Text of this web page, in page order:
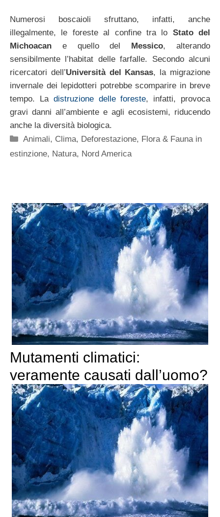
Numerosi boscaioli sfruttano, infatti, anche
illegalmente, le foreste al confine tra lo Stato del
Michoacan e quello del Messico, alterando
sensibilmente l’habitat delle farfalle. Secondo alcuni
ricercatori dell’Università del Kansas, la migrazione
invernale dei lepidotteri potrebbe scomparire in breve
tempo. La distruzione delle foreste, infatti, provoca
gravi danni all’ambiente e agli ecosistemi, riducendo
anche la diversità biologica.
Categorie
Animali, Clima, Deforestazione, Flora & Fauna in
estinzione, Natura, Nord America
Mutamenti climatici:
veramente causati dall’uomo?